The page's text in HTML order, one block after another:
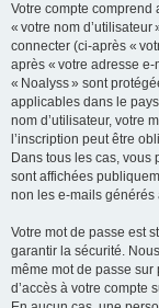
Votre compte comprend
« votre nom
connecter (ci-après «
après « votre adresse
« Noalyss » sont
applicables dans le
nom d’utilisateur, votre
l’inscription peut être
Dans tous les cas, vous
sont affichées
non les e-mails
Votre mot de passe est
garantir la sécurité.
même mot de passe sur
d’accès à votre compte